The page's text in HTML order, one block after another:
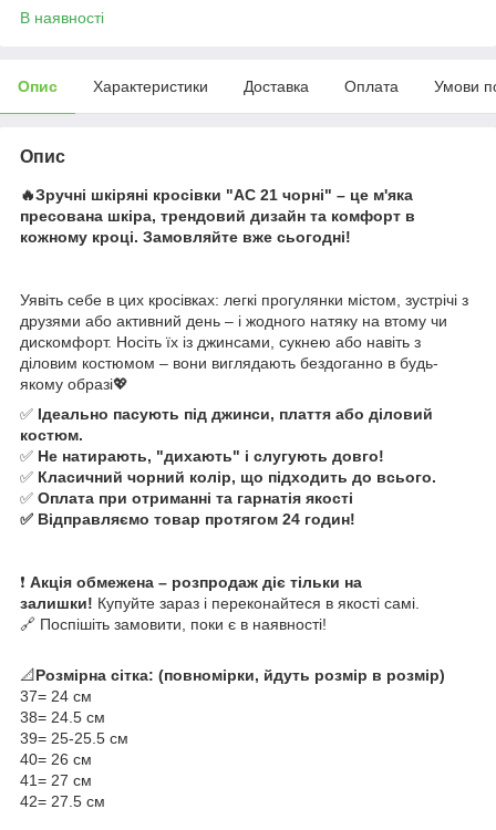
В наявності
Опис Характеристики Доставка Оплата Умови
Опис
🔥Зручні шкіряні кросівки "АС 21 чорні" – це м'яка
пресована шкіра, трендовий дизайн та комфорт в
кожному кроці. Замовляйте вже сьогодні!
Уявіть себе в цих кросівках: легкі прогулянки містом, зустрічі з
друзями або активний день – і жодного натяку на втому чи
дискомфорт. Носіть їх із джинсами, сукнею або навіть з
діловим костюмом – вони виглядають бездоганно в будь-
якому образі💖
✅ Ідеально пасують під джинси, плаття або діловий
костюм.
✅ Не натирають, "дихають" і слугують довго!
✅ Класичний чорний колір, що підходить до всього.
✅ Оплата при отриманні та гарнатія якості
✅ Відправляємо товар протягом 24 годин!
❗ Акція обмежена – розпродаж діє тільки на
залишки! Купуйте зараз і переконайтеся в якості самі.
🔗 Поспішіть замовити, поки є в наявності!
📐Розмірна сітка: (повномірки, йдуть розмір в розмір)
37= 24 см
38= 24.5 см
39= 25-25.5 см
40= 26 см
41= 27 см
42= 27.5 см